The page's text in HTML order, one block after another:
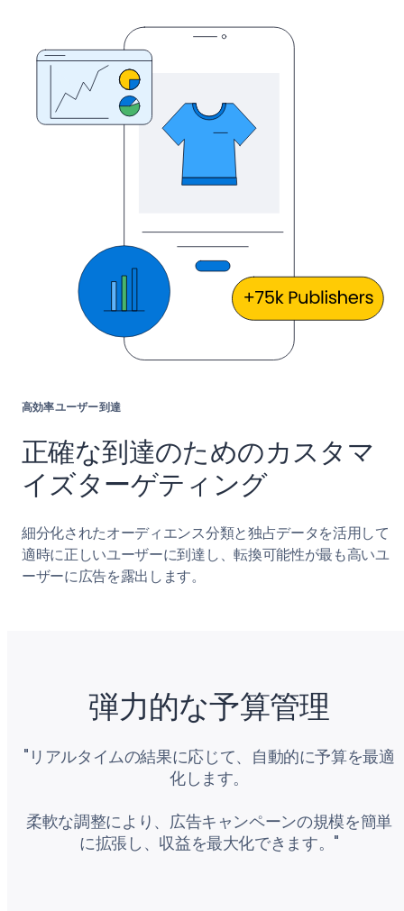
高効率ユーザー到達
正確な到達のためのカスタマ
イズターゲティング
細分化されたオーディエンス分類と独占データを活用して
適時に正しいユーザーに到達し、転換可能性が最も高いユ
ーザーに広告を露出します。
弾力的な予算管理
"リアルタイムの結果に応じて、自動的に予算を最適
化します。
柔軟な調整により、広告キャンペーンの規模を簡単
に拡張し、収益を最大化できます。"